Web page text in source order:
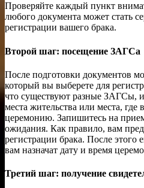
Проверяйте каждый пункт
любого документа может стать
регистрации вашего брака.
Второй шаг: посещение ЗАГСа
После подготовки документов
который вы выберете для
что существуют разные ЗАГСы,
места жительства или места, где
церемонию. Запишитесь на
ожидания. Как правило, вам
регистрации брака. После этого
вам назначат дату и время
Третий шаг: получение